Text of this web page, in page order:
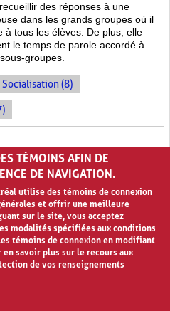
des réponses à une
dans les grands groupes où il
à tous les élèves. De plus, elle
le temps de parole accordé à
groupes.
Socialisation (8)
TÉMOINS AFIN DE
DE NAVIGATION.
utilise des témoins de connexion
et offrir une meilleure
sur le site, vous acceptez
modalités spécifiées aux conditions
témoins de connexion en modifiant
savoir plus sur le recours aux
de vos renseignements